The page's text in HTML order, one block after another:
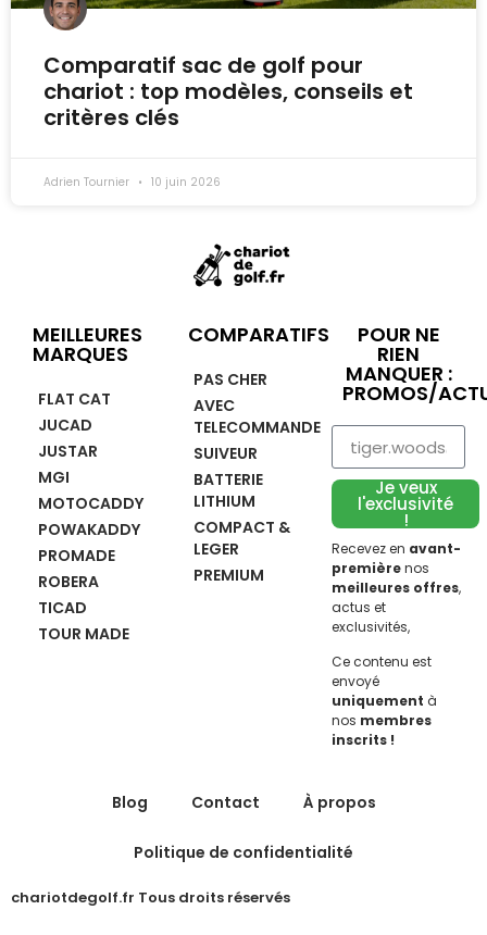
Comparatif sac de golf pour
chariot : top modèles, conseils et
critères clés
Adrien Tournier 10 juin 2026
MEILLEURES
MARQUES
FLAT CAT
JUCAD
JUSTAR
MGI
MOTOCADDY
POWAKADDY
PROMADE
ROBERA
TICAD
TOUR MADE
COMPARATIFS
PAS CHER
AVEC
TELECOMMANDE
SUIVEUR
BATTERIE
LITHIUM
COMPACT &
LEGER
PREMIUM
POUR NE
RIEN
MANQUER :
PROMOS/
Je veux
l'exclusivité
!
Recevez en avant-
premièrenos
meilleures offres,
actus et
exclusivités,
Ce contenu est
envoyé
uniquement à
nos membres
inscrits !
chariotdegolf.fr Tous droits réservés
Blog Contact À propos
Politique de confidentialité